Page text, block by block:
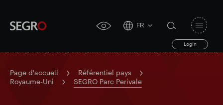
accessibility
FR
Login
search
form
toggle
Page d'accueil
Référentiel pays
Royaume-Uni
SEGRO Parc Perivale